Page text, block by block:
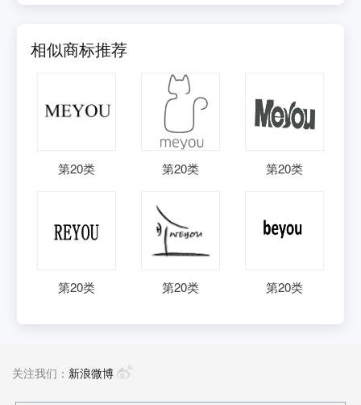
相似商标推荐
第20类 第20类 第20类
第20类 第20类 第20类